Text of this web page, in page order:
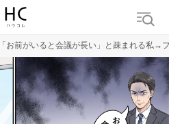
「お前がいると会議が長い」と疎まれる私→